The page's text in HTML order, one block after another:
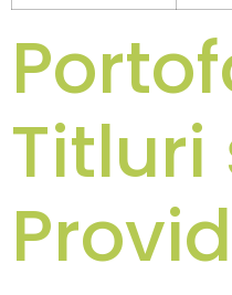
Titluri